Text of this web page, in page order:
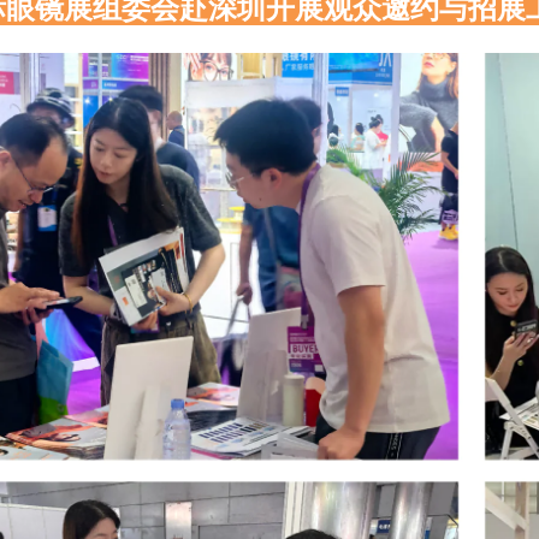
镜展组委会赴深圳开展观众邀约与招展